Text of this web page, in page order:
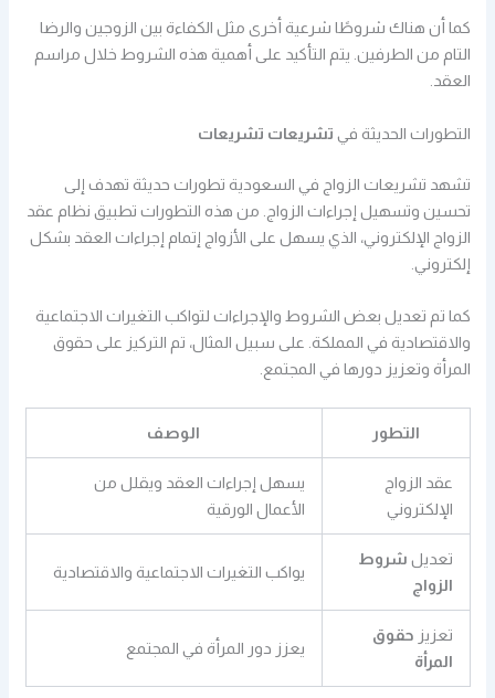
كما أن هناك شروطًا شرعية أخرى مثل الكفاءة بين الزوجين والرضا
التام من الطرفين. يتم التأكيد على أهمية هذه الشروط خلال مراسم
العقد.
التطورات الحديثة في تشريعات تشريعات
تشهد تشريعات الزواج في السعودية تطورات حديثة تهدف إلى
تحسين وتسهيل إجراءات الزواج. من هذه التطورات تطبيق نظام عقد
الزواج الإلكتروني، الذي يسهل على الأزواج إتمام إجراءات العقد بشكل
إلكتروني.
كما تم تعديل بعض الشروط والإجراءات لتواكب التغيرات الاجتماعية
والاقتصادية في المملكة. على سبيل المثال، تم التركيز على حقوق
المرأة وتعزيز دورها في المجتمع.
التطور الوصف
عقد الزواج
الإلكتروني
يسهل إجراءات العقد ويقلل من
الأعمال الورقية
تعديل شروط
الزواج
يواكب التغيرات الاجتماعية والاقتصادية
تعزيز حقوق
المرأة
يعزز دور المرأة في المجتمع